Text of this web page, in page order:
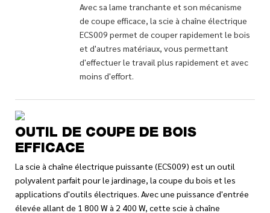
Avec sa lame tranchante et son mécanisme
de coupe efficace, la scie à chaîne électrique
ECS009 permet de couper rapidement le bois
et d'autres matériaux, vous permettant
d'effectuer le travail plus rapidement et avec
moins d'effort.
OUTIL DE COUPE DE BOIS
EFFICACE
La scie à chaîne électrique puissante (ECS009) est un outil
polyvalent parfait pour le jardinage, la coupe du bois et les
applications d'outils électriques. Avec une puissance d'entrée
élevée allant de 1 800 W à 2 400 W, cette scie à chaîne